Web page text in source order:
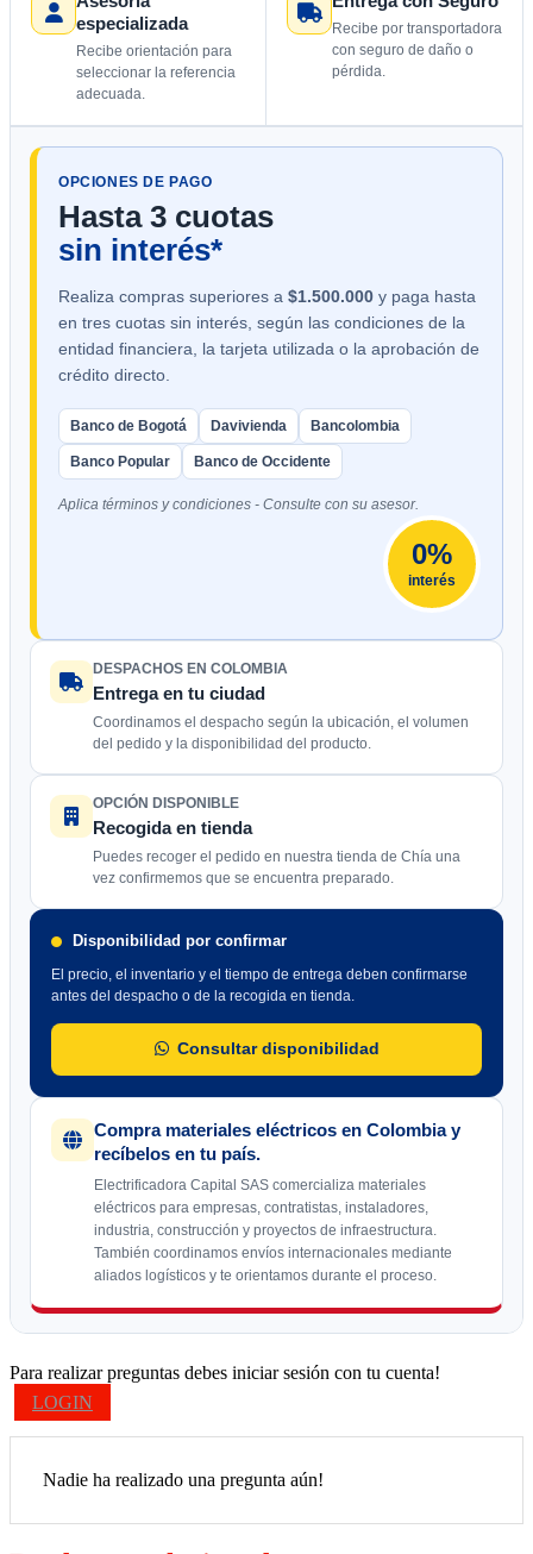
especializada
Recibe orientación para
seleccionar la referencia
adecuada.
Recibe por transportadora
con seguro de daño o
pérdida.
OPCIONES DE PAGO
Hasta 3 cuotas
sin interés*
Realiza compras superiores a $1.500.000 y paga hasta
en tres cuotas sin interés, según las condiciones de la
entidad financiera, la tarjeta utilizada o la aprobación de
crédito directo.
Banco de Bogotá Davivienda Bancolombia
Banco Popular Banco de Occidente
Aplica términos y condiciones - Consulte con su asesor.
0%
interés
DESPACHOS EN COLOMBIA
Entrega en tu ciudad
Coordinamos el despacho según la ubicación, el volumen
del pedido y la disponibilidad del producto.
OPCIÓN DISPONIBLE
Recogida en tienda
Puedes recoger el pedido en nuestra tienda de Chía una
vez confirmemos que se encuentra preparado.
Disponibilidad por confirmar
El precio, el inventario y el tiempo de entrega deben confirmarse
antes del despacho o de la recogida en tienda.
Consultar disponibilidad
Compra materiales eléctricos en Colombia y
recíbelos en tu país.
Electrificadora Capital SAS comercializa materiales
eléctricos para empresas, contratistas, instaladores,
industria, construcción y proyectos de infraestructura.
También coordinamos envíos internacionales mediante
aliados logísticos y te orientamos durante el proceso.
Para realizar preguntas debes iniciar sesión con tu cuenta!
LOGIN
Nadie ha realizado una pregunta aún!